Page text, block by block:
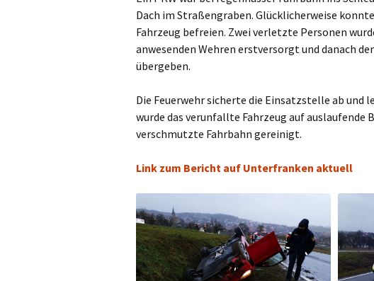
Dach im Straßengraben. Glücklicherweise
Fahrzeug befreien. Zwei verletzte Personen
anwesenden Wehren erstversorgt und danach
übergeben.
Die Feuerwehr sicherte die Einsatzstelle ab und
wurde das verunfallte Fahrzeug auf
verschmutzte Fahrbahn gereinigt.
Link zum Bericht auf Unterfranken aktuell